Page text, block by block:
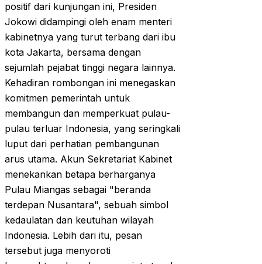
positif dari kunjungan ini, Presiden
Jokowi didampingi oleh enam menteri
kabinetnya yang turut terbang dari ibu
kota Jakarta, bersama dengan
sejumlah pejabat tinggi negara lainnya.
Kehadiran rombongan ini menegaskan
komitmen pemerintah untuk
membangun dan memperkuat pulau-
pulau terluar Indonesia, yang seringkali
luput dari perhatian pembangunan
arus utama. Akun Sekretariat Kabinet
menekankan betapa berharganya
Pulau Miangas sebagai "beranda
terdepan Nusantara", sebuah simbol
kedaulatan dan keutuhan wilayah
Indonesia. Lebih dari itu, pesan
tersebut juga menyoroti